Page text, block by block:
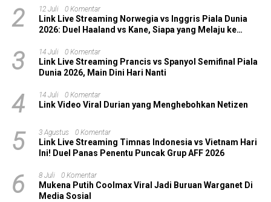
2 12 Juli 0 Komentar
Link Live Streaming Norwegia vs Inggris Piala Dunia
2026: Duel Haaland vs Kane, Siapa yang Melaju ke
3 14 Juli 0 Komentar
Link Live Streaming Prancis vs Spanyol Semifinal Piala
Dunia 2026, Main Dini Hari Nanti
4 14 Juli 0 Komentar
Link Video Viral Durian yang Menghebohkan Netizen
5 3 Agustus 0 Komentar
Link Live Streaming Timnas Indonesia vs Vietnam Hari
Ini! Duel Panas Penentu Puncak Grup AFF 2026
6 8 Juli 0 Komentar
Mukena Putih Coolmax Viral Jadi Buruan Warganet Di
Media Sosial